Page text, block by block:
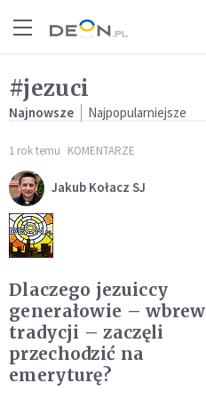
#jezuci
Najnowsze Najpopularniejsze
1 rok temu KOMENTARZE
Jakub Kołacz SJ
Dlaczego jezuiccy
generałowie – wbrew
tradycji – zaczęli
przechodzić na
emeryturę?